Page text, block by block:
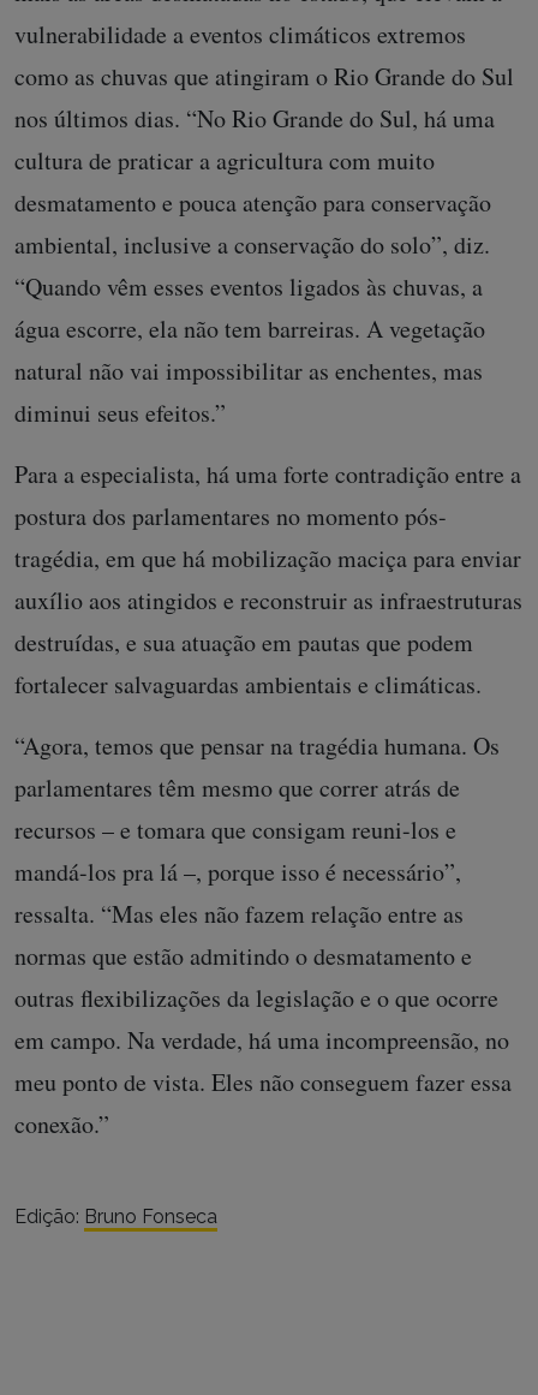
vulnerabilidade a eventos climáticos extremos
como as chuvas que atingiram o Rio Grande do Sul
nos últimos dias. “No Rio Grande do Sul, há uma
cultura de praticar a agricultura com muito
desmatamento e pouca atenção para conservação
ambiental, inclusive a conservação do solo”, diz.
“Quando vêm esses eventos ligados às chuvas, a
água escorre, ela não tem barreiras. A vegetação
natural não vai impossibilitar as enchentes, mas
diminui seus efeitos.”
Para a especialista, há uma forte contradição entre a
postura dos parlamentares no momento pós-
tragédia, em que há mobilização maciça para enviar
auxílio aos atingidos e reconstruir as infraestruturas
destruídas, e sua atuação em pautas que podem
fortalecer salvaguardas ambientais e climáticas.
“Agora, temos que pensar na tragédia humana. Os
parlamentares têm mesmo que correr atrás de
recursos – e tomara que consigam reuni-los e
mandá-los pra lá –, porque isso é necessário”,
ressalta. “Mas eles não fazem relação entre as
normas que estão admitindo o desmatamento e
outras flexibilizações da legislação e o que ocorre
em campo. Na verdade, há uma incompreensão, no
meu ponto de vista. Eles não conseguem fazer essa
conexão.”
Edição: Bruno Fonseca